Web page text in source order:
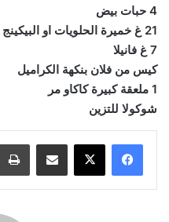
4 حبات بيض
21 غ خميرة الحلويات او البيكينج باودر
7 غ فانيلا
كيس من فلان بنكهة الكراميل
1 ملعقة كبيرة كاكاو مر
شوكولا للتزين
مشاركة عبر البريد